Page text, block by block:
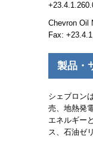
Chevron Oil
Fax:
製品・
シェブロン
売、地熱発
エネルギー
ス、石油ゼ